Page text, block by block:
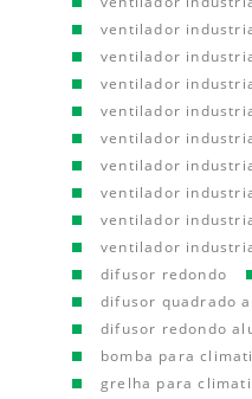
ventilador
ventilador
ventilador
ventilador
ventilador
ventilador
ventilador
ventilador
ventilador
difusor redondo
difusor quadrado
difusor redondo
bomba para
grelha para